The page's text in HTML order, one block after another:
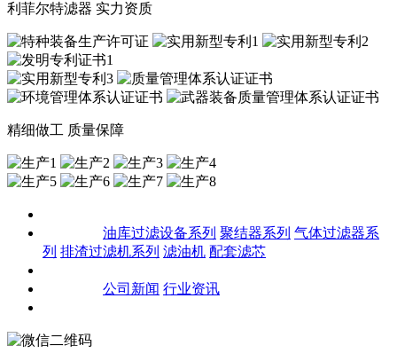
利菲尔特滤器 实力资质
精细做工 质量保障
油库过滤设备系列 聚结器系列 气体过滤器系
列 排渣过滤机系列 滤油机 配套滤芯
公司新闻 行业资讯